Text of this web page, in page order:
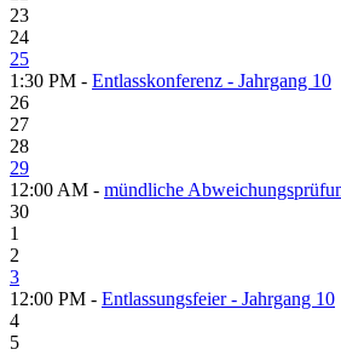
23
24
25
1:30 PM - Entlasskonferenz - Jahrgang 10
26
27
28
29
12:00 AM - mündliche
30
1
2
3
12:00 PM - Entlassungsfeier - Jahrgang 10
4
5